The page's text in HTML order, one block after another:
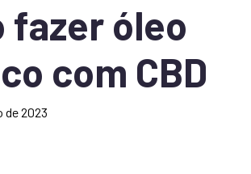
fazer óleo
com CBD
de 2023